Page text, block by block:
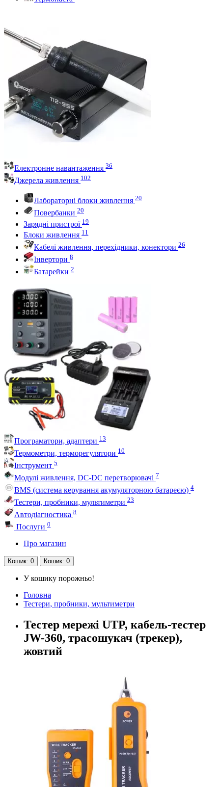
Електронне навантаження 36
Джерела живлення 102
Лабораторні блоки живлення 20
Повербанки 20
Зарядні пристрої 19
Блоки живлення 11
Кабелі живлення, перехідники, конектори 26
Інвертори 8
Батарейки 2
Програматори, адаптери 13
Термометри, терморегулятори 10
Інструмент 5
Модулі живлення, DC-DC перетворювачі 7
BMS (система керування акумуляторною батареєю) 4
Тестери, пробники, мультиметри 23
Автодіагностика 8
Послуги 0
Про магазин
Кошик: 0 Кошик: 0
У кошику порожньо!
Головна
Тестери, пробники, мультиметри
Тестер мережі UTP, кабель-тестер
JW-360, трасошукач (трекер),
жовтий